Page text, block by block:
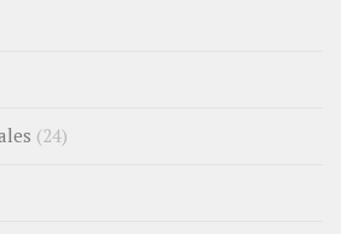
(24)